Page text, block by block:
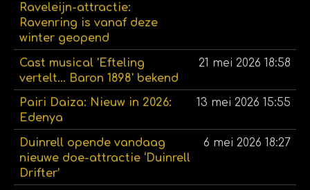
Raveleijn-attractie:
Ravenring is vanaf deze
winter geopend
Cast musical 'Efteling
vertelt... Baron 1898' bekend
21 mei 2026 18:58
Pairi Daiza: Nieuw in 2026:
Edenya
13 mei 2026 15:55
Duinrell opende vandaag
nieuwe doe-attractie ‘Duinrell
Drifter’
6 mei 2026 18:27